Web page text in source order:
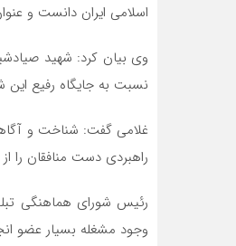
اسلامی ایران دانست و
وی بیان کرد: شهید
نسبت به جایگاه رفیع این
غلامی گفت: شناخت و
راهبردی دست منافقان را
رئیس شورای هماهنگی
وجود مشغله‌ بسیار عضو